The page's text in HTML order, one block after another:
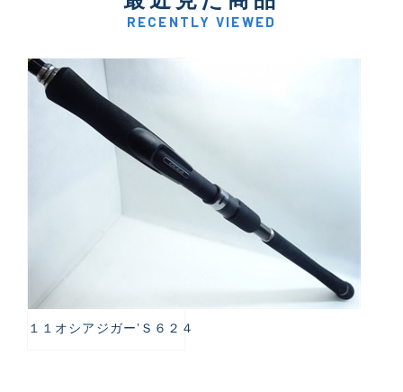
RECENTLY VIEWED
１１オシアジガー’Ｓ６２４